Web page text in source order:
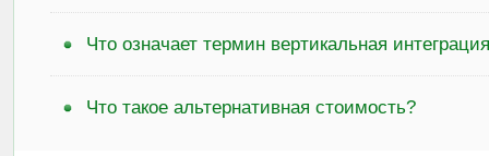
Что означает термин вертикальная
Что такое альтернативная стоимость?